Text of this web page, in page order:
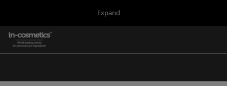
content
close
Expand
in-cosmetics Group
Korea
Navigation